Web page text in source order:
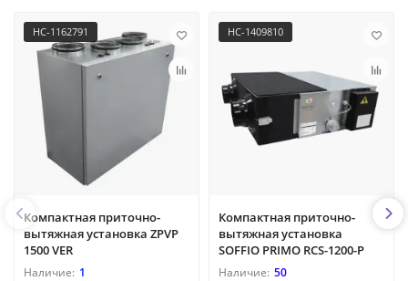
НС-1162791
Компактная приточно-
вытяжная установка ZPVP
1500 VER
1
НС-1409810
Компактная приточно-
вытяжная установка
SOFFIO PRIMO RCS-1200-P
50